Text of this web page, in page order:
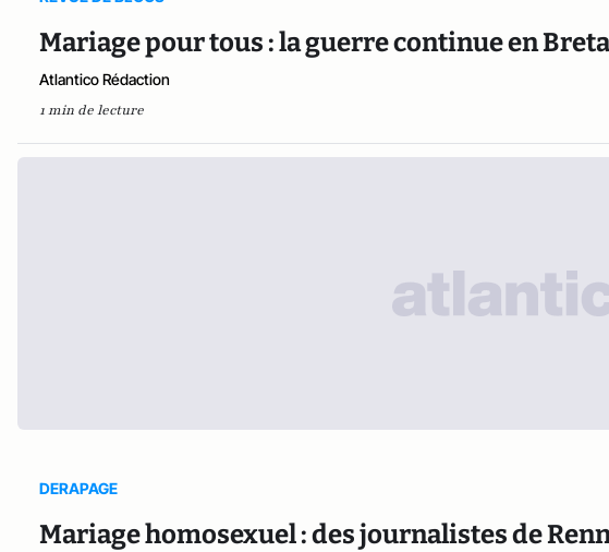
Mariage pour tous : la guerre continue en
Atlantico Rédaction
1 min de lecture
DERAPAGE
Mariage homosexuel : des journalistes de